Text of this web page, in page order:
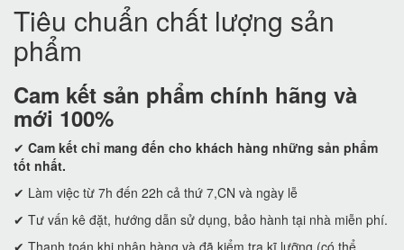
Tiêu chuẩn chất lượng sản
phẩm
Cam kết sản phẩm chính hãng và
mới 100%
✔ Cam kết chỉ mang đến cho khách hàng những sản phẩm
tốt nhất.
✔ Làm việc từ 7h đến 22h cả thứ 7,CN và ngày lễ
✔ Tư vấn kê đặt, hướng dẫn sử dụng, bảo hành tại nhà miễn phí.
✔ Thanh toán khi nhận hàng và đã kiểm tra kĩ lưỡng (có thể